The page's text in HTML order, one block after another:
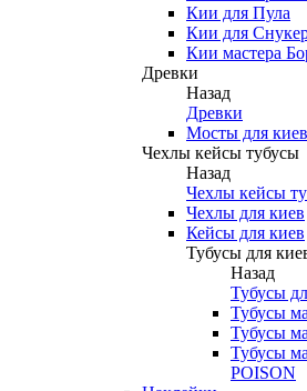
Кии для Пула
Кии для
Кии мастера
Древки
Назад
Древки
Мосты для киев
Чехлы кейсы тубусы
Назад
Чехлы кейсы
Чехлы для киев
Кейсы для киев
Тубусы для
Назад
Тубусы
Тубусы
Тубусы
Тубусы
POISON